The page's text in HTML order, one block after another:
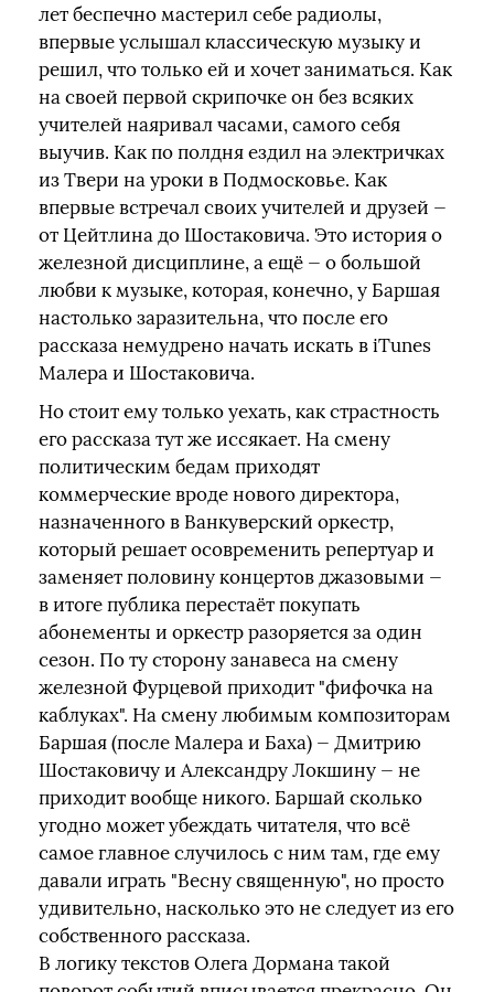
лет беспечно мастерил себе радиолы,
впервые услышал классическую музыку и
решил, что только ей и хочет заниматься. Как
на своей первой скрипочке он без всяких
учителей наяривал часами, самого себя
выучив. Как по полдня ездил на электричках
из Твери на уроки в Подмосковье. Как
впервые встречал своих учителей и друзей —
от Цейтлина до Шостаковича. Это история о
железной дисциплине, а ещё — о большой
любви к музыке, которая, конечно, у Баршая
настолько заразительна, что после его
рассказа немудрено начать искать в iTunes
Малера и Шостаковича.
Но стоит ему только уехать, как страстность
его рассказа тут же иссякает. На смену
политическим бедам приходят
коммерческие вроде нового директора,
назначенного в Ванкуверский оркестр,
который решает осовременить репертуар и
заменяет половину концертов джазовыми —
в итоге публика перестаёт покупать
абонементы и оркестр разоряется за один
сезон. По ту сторону занавеса на смену
железной Фурцевой приходит "фифочка на
каблуках". На смену любимым композиторам
Баршая (после Малера и Баха) — Дмитрию
Шостаковичу и Александру Локшину — не
приходит вообще никого. Баршай сколько
угодно может убеждать читателя, что всё
самое главное случилось с ним там, где ему
давали играть "Весну священную", но просто
удивительно, насколько это не следует из его
собственного рассказа.
В логику текстов Олега Дормана такой